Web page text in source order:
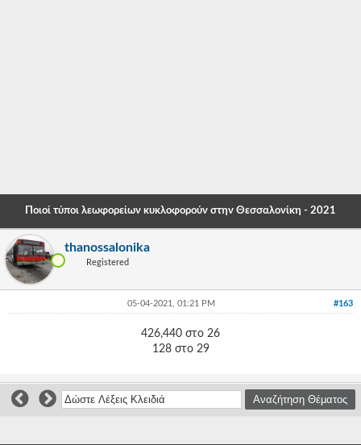
-
-
-
-
-
-
Ποιοί τύποι λεωφορείων κυκλοφορούν στην Θεσσαλονίκη - 2021
thanossalonika
Registered
#163
05-04-2021, 01:21 PM
426,440 στο 26
128 στο 29